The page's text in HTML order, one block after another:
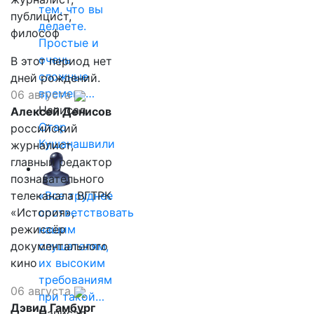
тем, что вы
делаете.
Простые и
очень
сложные
времена…
Написал
Отар
Кушанашвили
«Все труднее
соответствовать
нашим
слушателям,
их высоким
требованиям
при такой…
публицист,
философ
В этот период нет
дней рождений.
06 августа
Алексей Денисов
российский
журналист,
главный редактор
познавательного
телеканала ВГТРК
«История»,
режиссёр
документального
кино
06 августа
Дэвид Гамбург